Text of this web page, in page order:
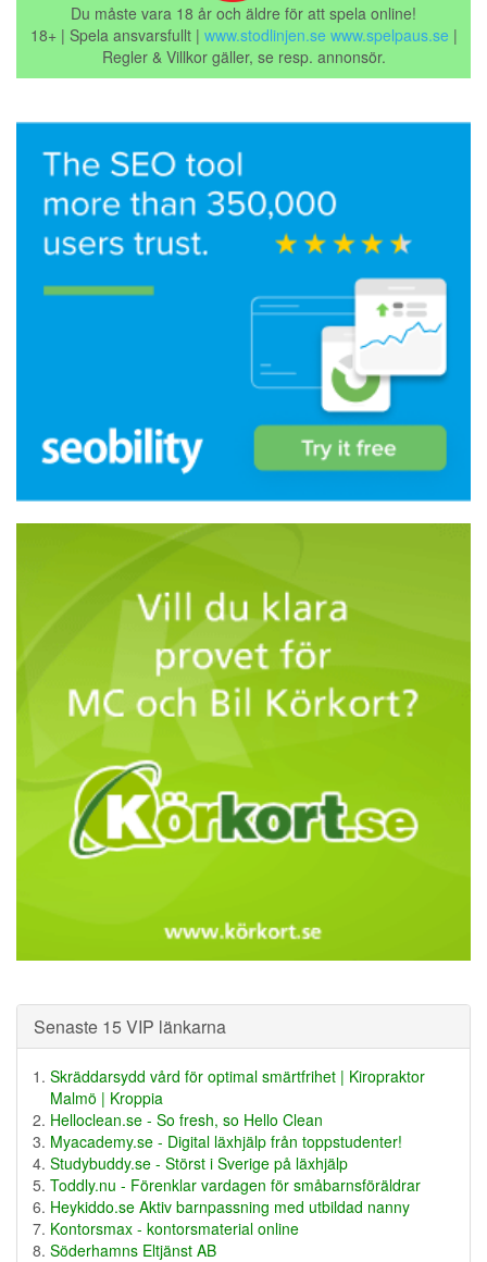
Du måste vara 18 år och äldre för att spela online!
18+ | Spela ansvarsfullt | www.stodlinjen.se www.spelpaus.se |
Regler & Villkor gäller, se resp. annonsör.
Senaste 15 VIP länkarna
Skräddarsydd vård för optimal smärtfrihet | Kiropraktor
Malmö | Kroppia
Helloclean.se - So fresh, so Hello Clean
Myacademy.se - Digital läxhjälp från toppstudenter!
Studybuddy.se - Störst i Sverige på läxhjälp
Toddly.nu - Förenklar vardagen för småbarnsföräldrar
Heykiddo.se Aktiv barnpassning med utbildad nanny
Kontorsmax - kontorsmaterial online
Söderhamns Eltjänst AB